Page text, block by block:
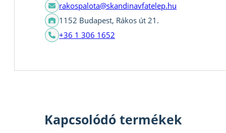
rakospalota@skandinavfatelep.hu
1152 Budapest, Rákos út 21.
+36 1 306 1652
Kapcsolódó termékek